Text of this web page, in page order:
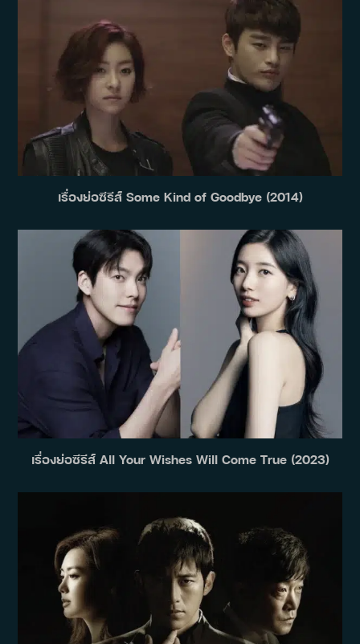
เรื่องย่อซีรีส์ Some Kind of Goodbye (2014)
เรื่องย่อซีรีส์ All Your Wishes Will Come True (2023)